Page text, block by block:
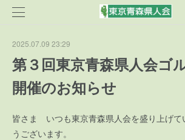
2025.07.09 23:29
第３回東京青森県人会ゴ
開催のお知らせ
皆さま いつも東京青森県人会を盛り上げて
うございます。